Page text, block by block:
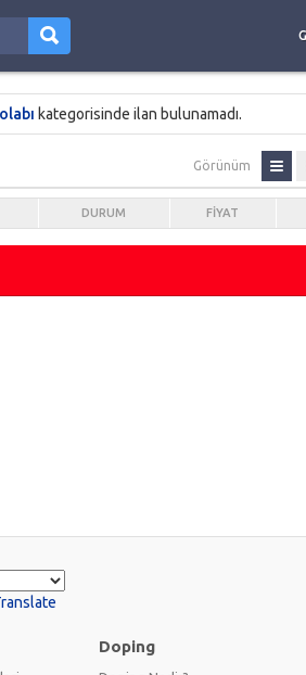
kategorisinde ilan bulunamadı.
Görünüm
DURUM FIYAT
Doping